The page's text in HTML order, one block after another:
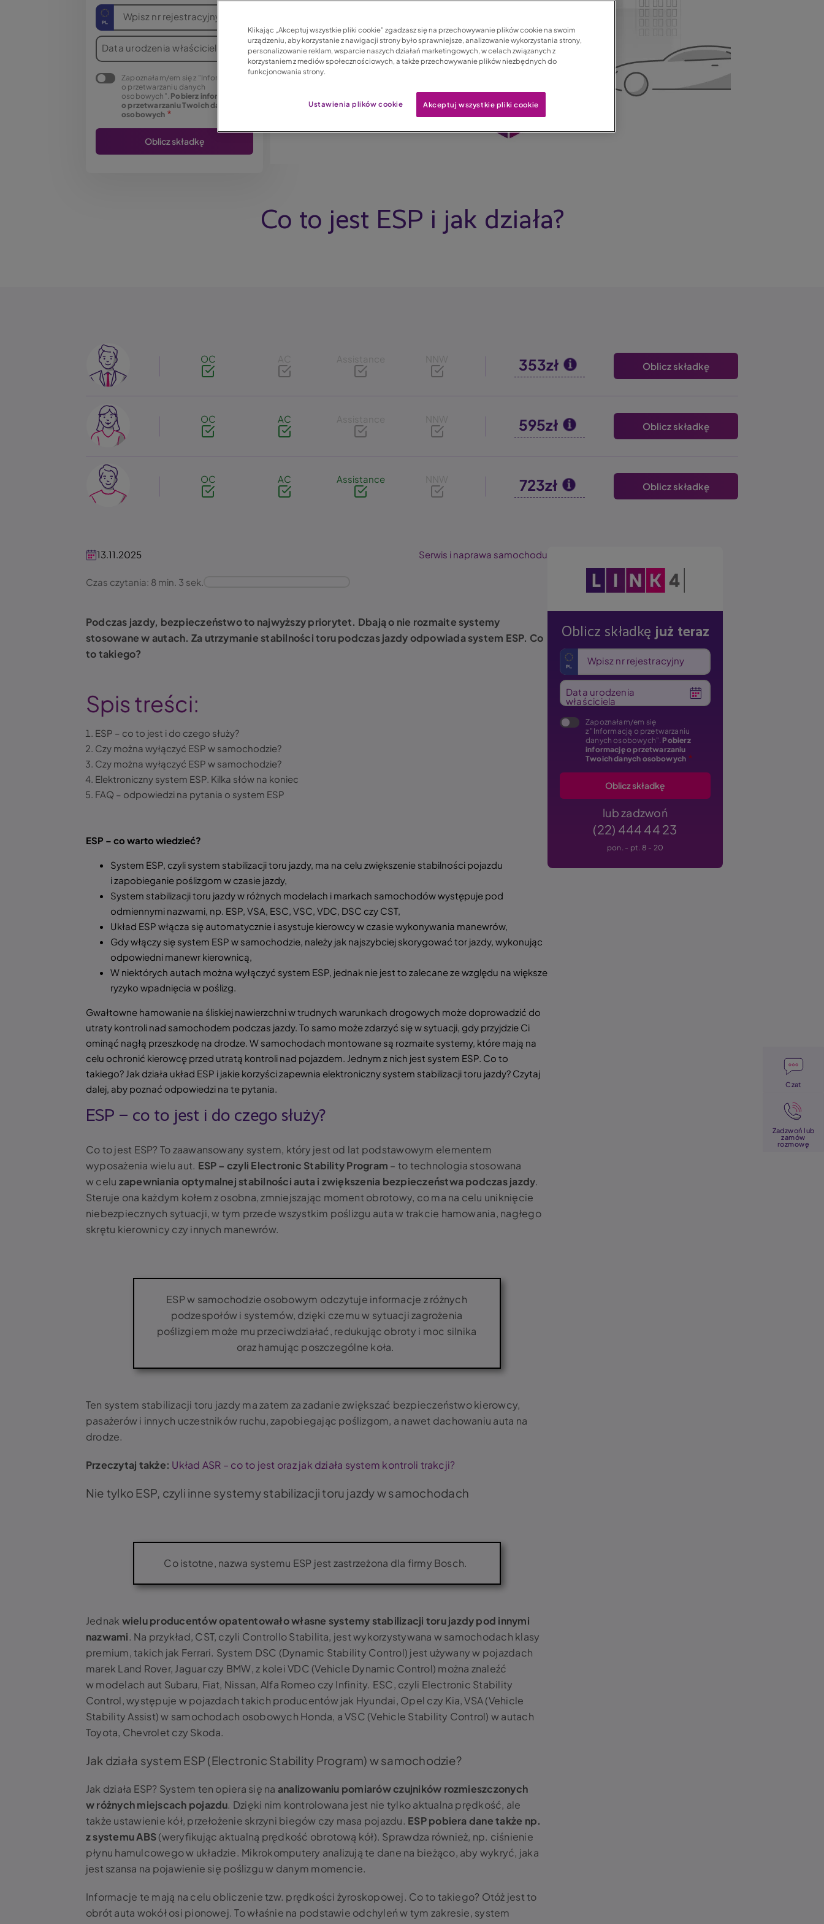
Wpisz nr rejestracyjny
Data urodzenia właściciela
Zapoznałam/em się z "Informacją
o przetwarzaniu danych
osobowych". Pobierz informację
o przetwarzaniu Twoich danych
osobowych
Co to jest ESP i jak działa?
Image
OC AC Assistance NNW 353zł Oblicz składkę
Image
OC AC Assistance NNW 595zł Oblicz składkę
Image
OC AC Assistance NNW 723zł Oblicz składkę
13.11.2025 Serwis i naprawa samochodu
Czas czytania: 8 min. 3 sek.
Podczas jazdy, bezpieczeństwo to najwyższy priorytet. Dbają o nie rozmaite systemy
stosowane w autach. Za utrzymanie stabilności toru podczas jazdy odpowiada system ESP. Co
to takiego?
Spis treści:
ESP – co to jest i do czego służy?
Czy można wyłączyć ESP w samochodzie?
Czy można wyłączyć ESP w samochodzie?
Elektroniczny system ESP. Kilka słów na koniec
FAQ – odpowiedzi na pytania o system ESP
ESP – co warto wiedzieć?
System ESP, czyli system stabilizacji toru jazdy, ma na celu zwiększenie stabilności pojazdu
i zapobieganie poślizgom w czasie jazdy,
System stabilizacji toru jazdy w różnych modelach i markach samochodów występuje pod
odmiennymi nazwami, np. ESP, VSA, ESC, VSC, VDC, DSC czy CST,
Układ ESP włącza się automatycznie i asystuje kierowcy w czasie wykonywania manewrów,
Gdy włączy się system ESP w samochodzie, należy jak najszybciej skorygować tor jazdy, wykonując
odpowiedni manewr kierownicą,
W niektórych autach można wyłączyć system ESP, jednak nie jest to zalecane ze względu na większe
ryzyko wpadnięcia w poślizg.
Gwałtowne hamowanie na śliskiej nawierzchni w trudnych warunkach drogowych może doprowadzić do
utraty kontroli nad samochodem podczas jazdy. To samo może zdarzyć się w sytuacji, gdy przyjdzie Ci
ominąć nagłą przeszkodę na drodze. W samochodach montowane są rozmaite systemy, które mają na
celu ochronić kierowcę przed utratą kontroli nad pojazdem. Jednym z nich jest system ESP. Co to
takiego? Jak działa układ ESP i jakie korzyści zapewnia elektroniczny system stabilizacji toru jazdy? Czytaj
dalej, aby poznać odpowiedzi na te pytania.
ESP – co to jest i do czego służy?
Co to jest ESP? To zaawansowany system, który jest od lat podstawowym elementem
wyposażenia wielu aut. ESP – czyli Electronic Stability Program – to technologia stosowana
w celu zapewniania optymalnej stabilności auta i zwiększenia bezpieczeństwa podczas jazdy.
Steruje ona każdym kołem z osobna, zmniejszając moment obrotowy, co ma na celu uniknięcie
niebezpiecznych sytuacji, w tym przede wszystkim poślizgu auta w trakcie hamowania, nagłego
skrętu kierownicy czy innych manewrów.
ESP w samochodzie osobowym odczytuje informacje z różnych
podzespołów i systemów, dzięki czemu w sytuacji zagrożenia
poślizgiem może mu przeciwdziałać, redukując obroty i moc silnika
oraz hamując poszczególne koła.
Ten system stabilizacji toru jazdy ma zatem za zadanie zwiększać bezpieczeństwo kierowcy,
pasażerów i innych uczestników ruchu, zapobiegając poślizgom, a nawet dachowaniu auta na
drodze.
Przeczytaj także: Układ ASR – co to jest oraz jak działa system kontroli trakcji?
Nie tylko ESP, czyli inne systemy stabilizacji toru jazdy w samochodach
Co istotne, nazwa systemu ESP jest zastrzeżona dla firmy Bosch.
Jednak wielu producentów opatentowało własne systemy stabilizacji toru jazdy pod innymi
nazwami. Na przykład, CST, czyli Controllo Stabilita, jest wykorzystywana w samochodach klasy
premium, takich jak Ferrari. System DSC (Dynamic Stability Control) jest używany w pojazdach
marek Land Rover, Jaguar czy BMW, z kolei VDC (Vehicle Dynamic Control) można znaleźć
w modelach aut Subaru, Fiat, Nissan, Alfa Romeo czy Infinity. ESC, czyli Electronic Stability
Control, występuje w pojazdach takich producentów jak Hyundai, Opel czy Kia, VSA (Vehicle
Stability Assist) w samochodach osobowych Honda, a VSC (Vehicle Stability Control) w autach
Toyota, Chevrolet czy Skoda.
Jak działa system ESP (Electronic Stability Program) w samochodzie?
Jak działa ESP? System ten opiera się na analizowaniu pomiarów czujników rozmieszczonych
w różnych miejscach pojazdu. Dzięki nim kontrolowana jest nie tylko aktualna prędkość, ale
także ustawienie kół, przełożenie skrzyni biegów czy masa pojazdu. ESP pobiera dane także np.
z systemu ABS(weryfikując aktualną prędkość obrotową kół). Sprawdza również, np. ciśnienie
płynu hamulcowego w układzie. Mikrokomputery analizują te dane na bieżąco, aby wykryć, jaka
jest szansa na pojawienie się poślizgu w danym momencie.
Informacje te mają na celu obliczenie tzw. prędkości żyroskopowej. Co to takiego? Otóż jest to
obrót auta wokół osi pionowej. To właśnie na podstawie odchyleń w tym zakresie, system
Obraz
Oblicz składkę już teraz
Wpisz nr rejestracyjny
Data urodzenia
właściciela
Zapoznałam/em się
z "Informacją o przetwarzaniu
danych osobowych". Pobierz
informację o przetwarzaniu
Twoich danych osobowych
lub zadzwoń
(22) 444 44 23
pon. - pt. 8 - 20
Czat
Zadzwoń lub
zamów
rozmowę
Klikając „Akceptuj wszystkie pliki cookie” zgadzasz się na przechowywanie plików cookie na swoim
urządzeniu, aby korzystanie z nawigacji strony było sprawniejsze, analizowanie wykorzystania strony,
personalizowanie reklam, wsparcie naszych działań marketingowych, w celach związanych z
korzystaniem z mediów społecznościowych, a także przechowywanie plików niezbędnych do
funkcjonowania strony.
Ustawienia plików cookie Akceptuj wszystkie pliki cookie